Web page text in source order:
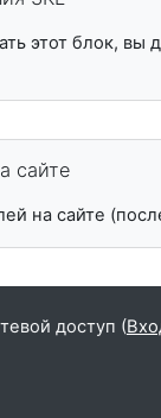
этот блок, вы
сайте
на сайте
доступ (